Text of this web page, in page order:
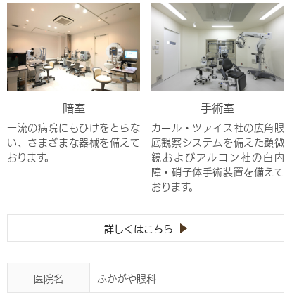
暗室
一流の病院にもひけをとらな
い、さまざまな器械を備えて
おります。
手術室
カール・ツァイス社の広角眼
底観察システムを備えた顕微
鏡およびアルコン社の白内
障・硝子体手術装置を備えて
おります。
詳しくはこちら
医院名
ふかがや眼科